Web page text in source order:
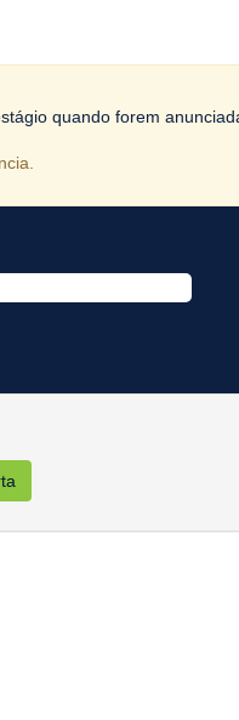
quando forem